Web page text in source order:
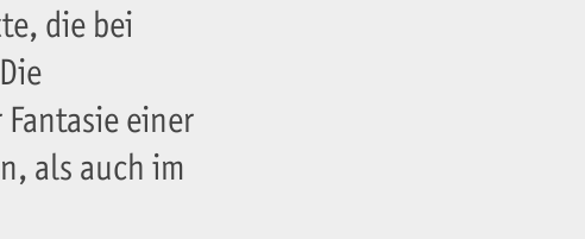
die bei
einer
als auch im